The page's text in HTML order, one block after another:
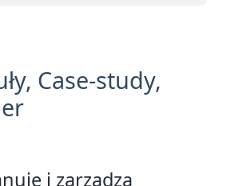
Case-study,
i zarządza